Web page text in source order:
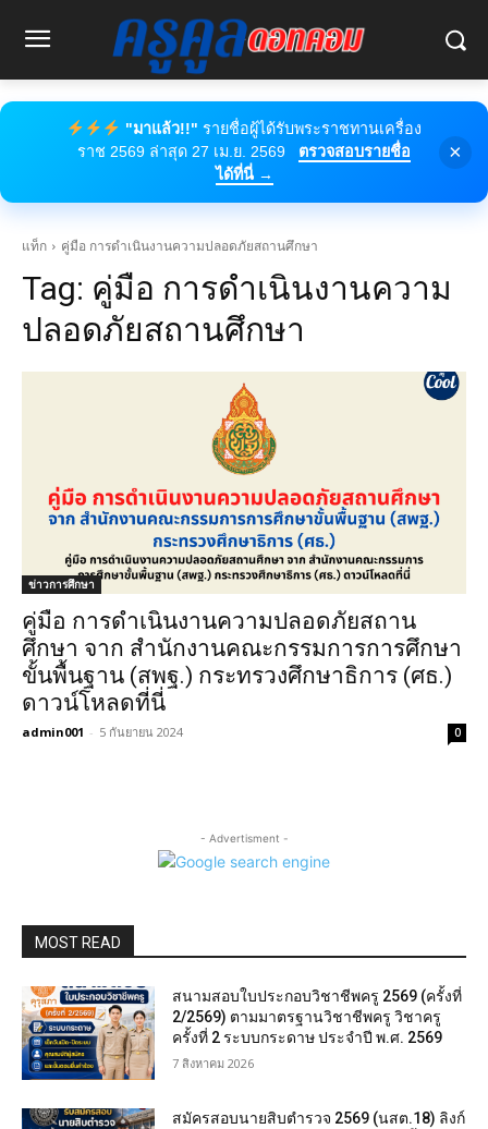
"มาแล้ว!!" รายชื่อผู้ได้รับพระราชทานเครื่อง
ราช 2569 ล่าสุด 27 เม.ย. 2569
ตรวจสอบรายชื่อ
ได้ที่นี่ →
×
แท็ก คู่มือ การดำเนินงานความปลอดภัยสถานศึกษา
Tag: คู่มือ การดำเนินงานความ
ปลอดภัยสถานศึกษา
ข่าวการศึกษา
คู่มือ การดำเนินงานความปลอดภัยสถาน
ศึกษา จาก สํานักงานคณะกรรมการการศึกษา
ขั้นพื้นฐาน (สพฐ.) กระทรวงศึกษาธิการ (ศธ.)
ดาวน์โหลดที่นี่
admin001 - 5 กันยายน 2024 0
- Advertisment -
MOST READ
สนามสอบใบประกอบวิชาชีพครู 2569 (ครั้งที่
2/2569) ตามมาตรฐานวิชาชีพครู วิชาครู
ครั้งที่ 2 ระบบกระดาษ ประจำปี พ.ศ. 2569
7 สิงหาคม 2026
สมัครสอบนายสิบตำรวจ 2569 (นสต.18) ลิงก์